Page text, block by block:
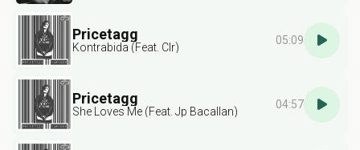
Pricetagg
Kontrabida (Feat. Clr)
05:09
Pricetagg
She Loves Me (Feat. Jp Bacallan)
04:57